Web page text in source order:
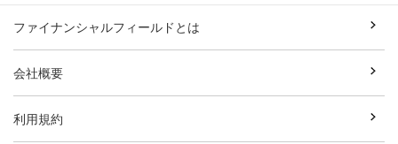
ファイナンシャルフィールドとは
会社概要
利用規約